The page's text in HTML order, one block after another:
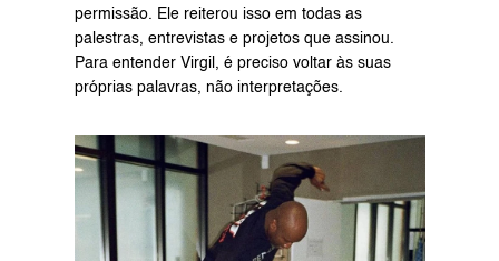
permissão. Ele reiterou isso em todas as
palestras, entrevistas e projetos que assinou.
Para entender Virgil, é preciso voltar às suas
próprias palavras, não interpretações.